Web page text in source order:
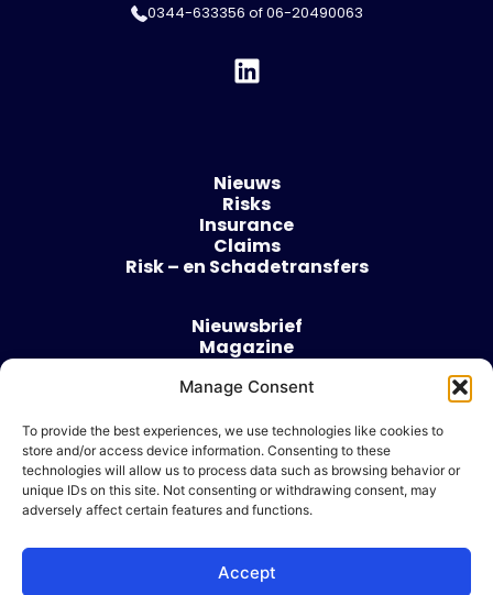
Manage Consent
To provide the best experiences, we use technologies like cookies to
store and/or access device information. Consenting to these
technologies will allow us to process data such as browsing behavior or
unique IDs on this site. Not consenting or withdrawing consent, may
adversely affect certain features and functions.
Accept
0344-633356 of06-20490063
Nieuws
Risks
Insurance
Claims
Risk – en Schadetransfers
Nieuwsbrief
Magazine
Over
Algemene voorwaarden
Cookie beleid
Ik wil adverteren